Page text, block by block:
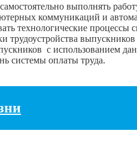
выполнять
коммуникаций и
технологические процессы
с использованием
системы оплаты труда.